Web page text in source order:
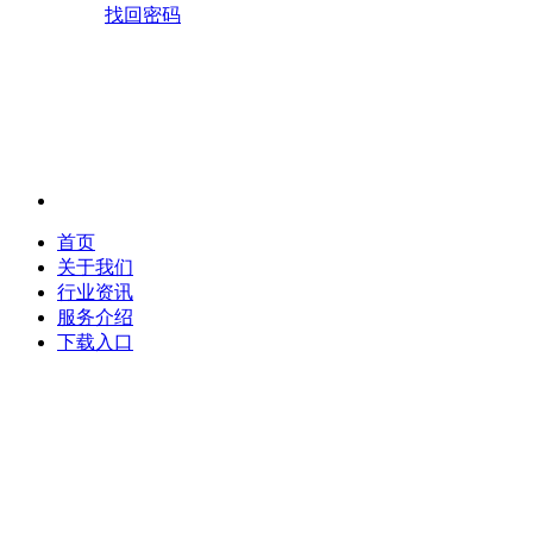
找回密码
首页
关于我们
行业资讯
服务介绍
下载入口